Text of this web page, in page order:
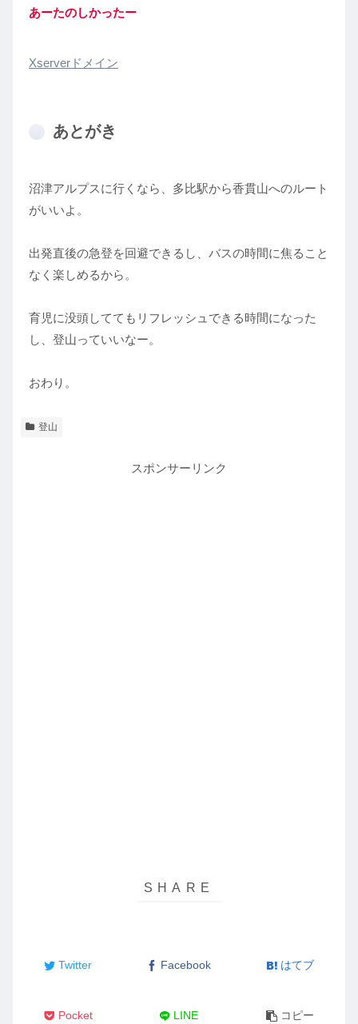
あーたのしかったー
Xserverドメイン
あとがき
沼津アルプスに行くなら、多比駅から香貫山へのルート
がいいよ。
出発直後の急登を回避できるし、バスの時間に焦ること
なく楽しめるから。
育児に没頭しててもリフレッシュできる時間になった
し、登山っていいなー。
おわり。
登山
スポンサーリンク
Twitter Facebook はてブ
Pocket LINE コピー